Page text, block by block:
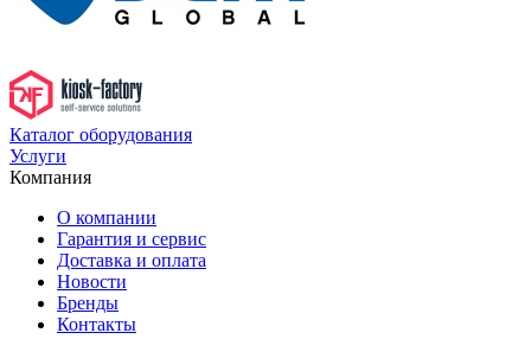
Каталог оборудования
Услуги
Компания
О компании
Гарантия и сервис
Доставка и оплата
Новости
Бренды
Контакты